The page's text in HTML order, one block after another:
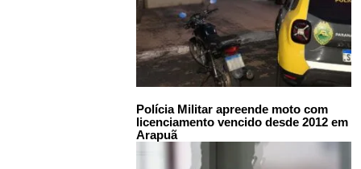
Polícia Militar apreende moto com
licenciamento vencido desde 2012 em
Arapuã